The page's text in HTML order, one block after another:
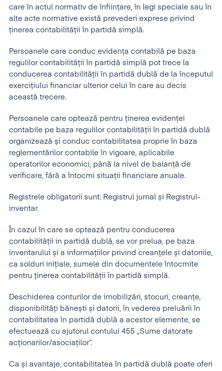
care în actul normativ de înființare, în legi speciale sau în
alte acte normative există prevederi exprese privind
ținerea contabilității în partidă simplă.
Persoanele care conduc evidența contabilă pe baza
regulilor contabilității în partidă simplă pot trece la
conducerea contabilității în partidă dublă de la începutul
exercițiului financiar ulterior celui în care au decis
această trecere.
Persoanele care optează pentru ținerea evidenței
contabile pe baza regulilor contabilității în partidă dublă
organizează și conduc contabilitatea proprie în baza
reglementărilor contabile în vigoare, aplicabile
operatorilor economici, până la nivel de balanță de
verificare, fără a întocmi situații financiare anuale.
Registrele obligatorii sunt: Registrul jurnal și Registrul-
inventar.
În cazul în care se optează pentru conducerea
contabilităţii in partidă dublă, se vor prelua, pe baza
inventarului și a informațiilor privind creanțele și datoriile,
ca solduri inițiale, sumele din documentele întocmite
pentru ținerea contabilității în partidă simplă.
Deschiderea conturilor de imobilizări, stocuri, creanțe,
disponibilități bănești și datorii, în vederea preluării în
contabilitatea în partidă dublă a acestor elemente, se
efectuează cu ajutorul contului 455 „Sume datorate
acționarilor/asociaților”.
Ca și avantaje, contabilitatea în partidă dublă poate oferi